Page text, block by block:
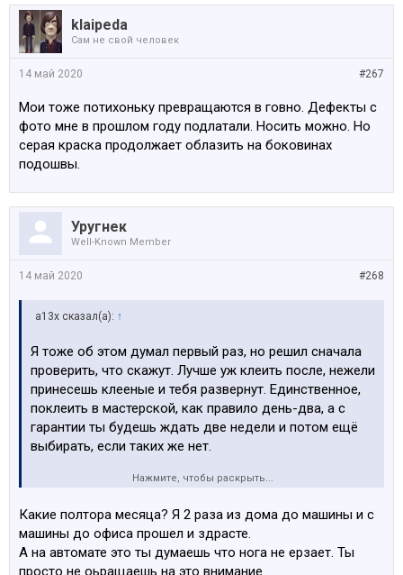
klaipeda
Сам не свой человек
#267
14 май 2020
Мои тоже потихоньку превращаются в говно. Дефекты с
фото мне в прошлом году подлатали. Носить можно. Но
серая краска продолжает облазить на боковинах
подошвы.
Уругнек
Well-Known Member
#268
14 май 2020
a13x сказал(а): ↑
Я тоже об этом думал первый раз, но решил сначала
проверить, что скажут. Лучше уж клеить после, нежели
принесешь клееные и тебя развернут. Единственное,
поклеить в мастерской, как правило день-два, а с
гарантии ты будешь ждать две недели и потом ещё
выбирать, если таких же нет.
Думал об этом, но на механике не катаюсь,
следовательно, левая нога отпадает, а с правой я
сверхвнимательно ерзаю после первой
Нажмите, чтобы раскрыть...
Какие полтора месяца? Я 2 раза из дома до машины и с
машины до офиса прошел и здрасте.
А на автомате это ты думаешь что нога не ерзает. Ты
просто не оьращаешь на это внимание